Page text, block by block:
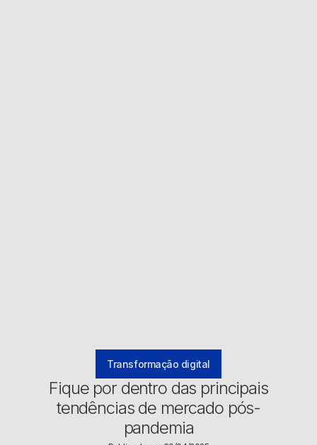
Transformação digital
Fique por dentro das principais
tendências de mercado pós-
pandemia